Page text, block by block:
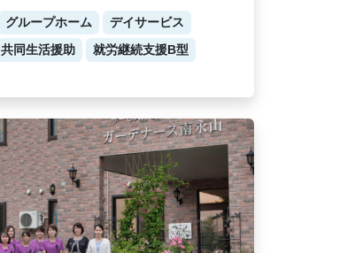
グループホーム
デイサービス
共同生活援助
就労継続支援B型